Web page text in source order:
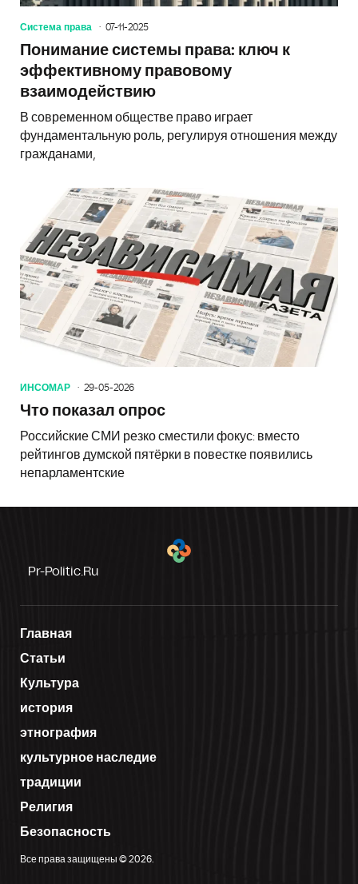
Система права 07-11-2025
Понимание системы права: ключ к
эффективному правовому
взаимодействию
В современном обществе право играет
фундаментальную роль, регулируя отношения между
гражданами,
ИНСОМАР 29-05-2026
Что показал опрос
Российские СМИ резко сместили фокус: вместо
рейтингов думской пятёрки в повестке появились
непарламентские
Pr-Politic.ru
Главная
Статьи
Культура
история
этнография
культурное наследие
традиции
Религия
Безопасность
Все права защищены © 2026.